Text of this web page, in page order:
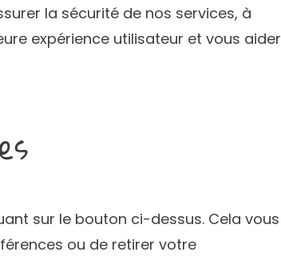
la sécurité de nos services, à
expérience utilisateur et vous aider
sur le bouton ci-dessus. Cela vous
ou de retirer votre